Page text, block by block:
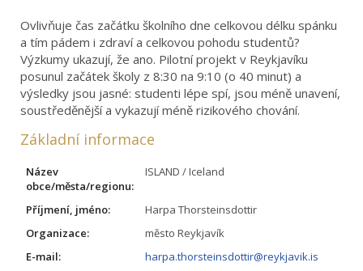
Ovlivňuje čas začátku školního dne celkovou délku spánku
a tím pádem i zdraví a celkovou pohodu studentů?
Výzkumy ukazují, že ano. Pilotní projekt v Reykjavíku
posunul začátek školy z 8:30 na 9:10 (o 40 minut) a
výsledky jsou jasné: studenti lépe spí, jsou méně unavení,
soustředěnější a vykazují méně rizikového chování.
Základní informace
Název
obce/města/regionu:
ISLAND / Iceland
Příjmení, jméno:
Harpa Thorsteinsdottir
Organizace:
město Reykjavík
E-mail:
harpa.thorsteinsdottir@reykjavik.is